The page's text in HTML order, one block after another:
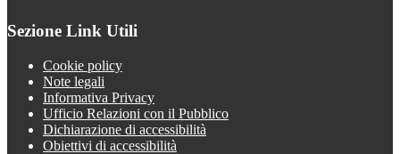
Sezione Link Utili
Cookie policy
Note legali
Informativa Privacy
Ufficio Relazioni con il Pubblico
Dichiarazione di accessibilità
Obiettivi di accessibilità